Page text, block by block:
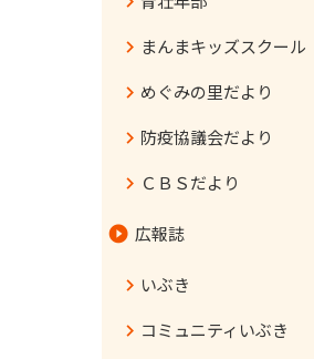
まんまキッズスクール
めぐみの里だより
防疫協議会だより
ＣＢＳだより
広報誌
いぶき
コミュニティいぶき